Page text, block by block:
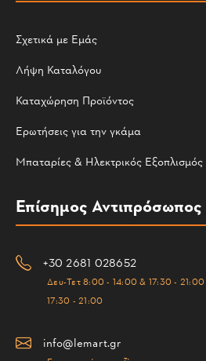
Σχετικά με Εμάς
Λήψη Καταλόγου
Καταχώρηση Προϊόντος
Ερωτήσεις για την γκάμα
Μπαταρίες & Ηλεκτρικός Εξοπλισμός
Επίσημος
+30 2681 028652
Δευ-Τετ 8:00 - 14:00 & 17:30 -
17:30 - 21:00
info@lemart.gr